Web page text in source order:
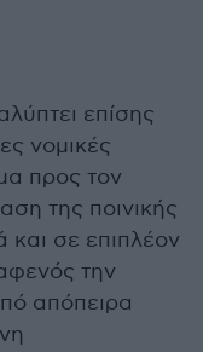
επίσης
νομικές
προς τον
της ποινικής
σε επιπλέον
την
απόπειρα